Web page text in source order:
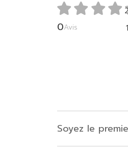
0Avis
1
Soyez le